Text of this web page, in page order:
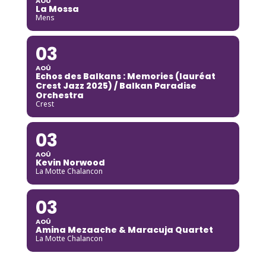
La Mossa
Mens
03
AOÛ
Echos des Balkans : Memories (lauréat
Crest Jazz 2025) / Balkan Paradise
Orchestra
Crest
03
AOÛ
Kevin Norwood
La Motte Chalancon
03
AOÛ
Amina Mezaache & Maracuja Quartet
La Motte Chalancon